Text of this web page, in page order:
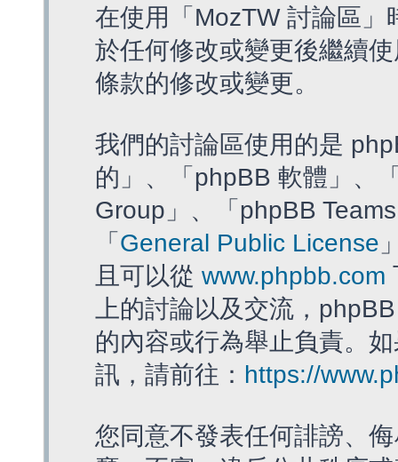
在使用「MozTW 討論區
於任何修改或變更後繼續
條款的修改或變更。
我們的討論區使用的是
的」、「phpBB 軟體」、
Group」、「phpBB
「 General Public License
且可以從 www.phpbb.com
上的討論以及交流，
的內容或行為舉止負責。
訊，請前往： https://
您同意不發表任何誹謗、